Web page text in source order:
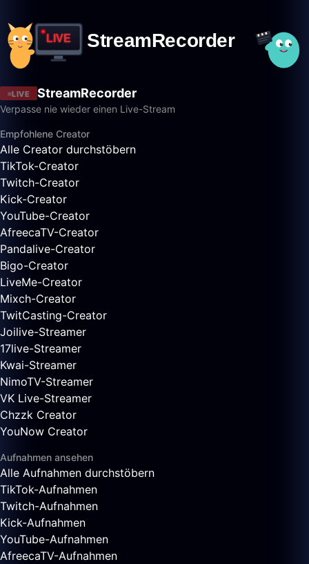
LIVE StreamRecorder
Verpasse nie wieder einen Live-Stream
Empfohlene Creator
Alle Creator durchstöbern
TikTok-Creator
Twitch-Creator
Kick-Creator
YouTube-Creator
AfreecaTV-Creator
Pandalive-Creator
Bigo-Creator
LiveMe-Creator
Mixch-Creator
TwitCasting-Creator
Joilive-Streamer
17live-Streamer
Kwai-Streamer
NimoTV-Streamer
VK Live-Streamer
Chzzk Creator
YouNow Creator
Aufnahmen ansehen
Alle Aufnahmen durchstöbern
TikTok-Aufnahmen
Twitch-Aufnahmen
Kick-Aufnahmen
YouTube-Aufnahmen
AfreecaTV-Aufnahmen